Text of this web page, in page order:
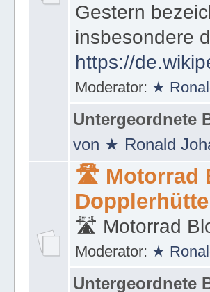
Gestern
insbesondere
https://
Moderator: ★
Untergeordnete
von ★ Ronald
🛣 Motorrad
🛣 Motorrad
Moderator: ★
Untergeordnete